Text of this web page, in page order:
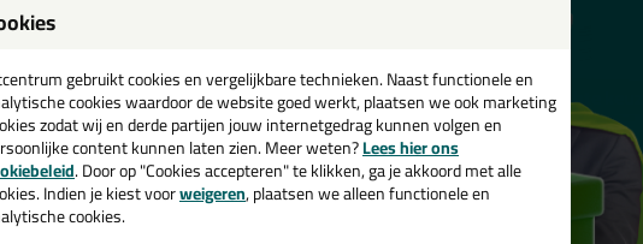
- Set
voor
(15)
Afwerkhoutje per stuk
Professionele afwerkhoutjes van
3,75 (7)
Otto Cleaner T
Reiniger voor vetvrije hecht
Meestverkochte keuze
9,99
gebruikt cookies en vergelijkbare technieken. Naast functionele en
cookies waardoor de website goed werkt, plaatsen we ook marketing
zodat wij en derde partijen jouw internetgedrag kunnen volgen en
content kunnen laten zien. Meer weten?Lees hier ons
. Door op "Cookies accepteren" te klikken, ga je akkoord met alle
Indien je kiest voorweigeren, plaatsen we alleen functionele en
cookies.
💚
en ontvang een
€35,-bij je eerste bestelling!